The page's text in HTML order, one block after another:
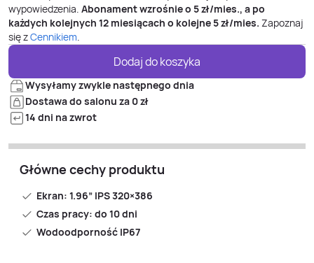
wypowiedzenia. Abonament wzrośnie o 5zł/mies., a po
każdych kolejnych 12 miesiącach o kolejne5zł/mies. Zapoznaj
się zCennikiem.
Dodaj do koszyka
Wysyłamy zwykle następnego dnia
Dostawa do salonu za 0 zł
14 dni na zwrot
Główne cechy produktu
Ekran: 1.96” IPS 320×386
Czas pracy: do 10 dni
Wodoodporność IP67